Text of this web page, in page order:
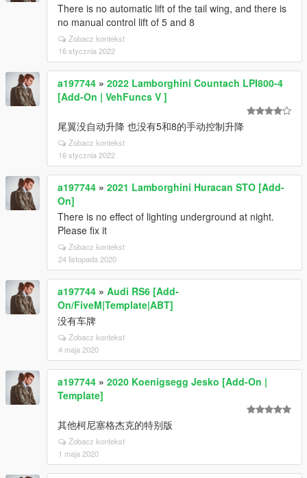
There is no automatic lift of the tail wing, and there is
no manual control lift of 5 and 8
Zobacz kontekst
16 stycznia 2022
a197744 » 2022 Lamborghini Countach LPI800-4
[Add-On | VehFuncs V ]
尾翼没自动升降 也没有5和8的手动控制升降
Zobacz kontekst
16 stycznia 2022
a197744 » 2021 Lamborghini Huracan STO [Add-
On]
There is no effect of lighting underground at night.
Please fix it
Zobacz kontekst
24 listopada 2020
a197744 » Audi RS6 [Add-
On/FiveM|Template|ABT]
没有车牌
Zobacz kontekst
4 maja 2020
a197744 » 2020 Koenigsegg Jesko [Add-On |
Template]
其他柯尼塞格杰克的特别版
Zobacz kontekst
1 maja 2020